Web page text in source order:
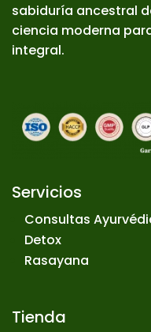
sabiduría ancestral
ciencia moderna
integral.
Servicios
Consultas
Detox
Rasayana
Tienda